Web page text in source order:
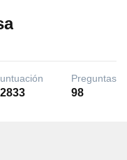
Preguntas
98